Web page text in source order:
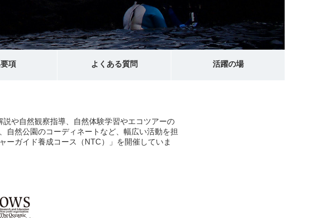
項 よくある質問 活躍の場
や自然観察指導、自然体験学習やエコツアーの
自然公園のコーディネートなど、幅広い活動を担
ーガイド養成コース（NTC）」を開催していま